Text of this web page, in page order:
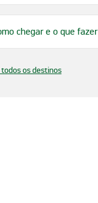
chegar e o que fazer
os destinos